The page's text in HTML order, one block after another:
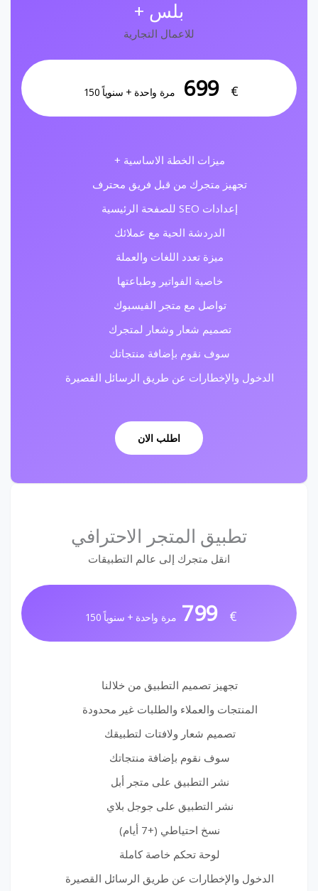
بلس +
للاعمال التجارية
€
699 مرة واحدة + سنوياً 150
ميزات الخطة الاساسية +
تجهيز متجرك من قبل فريق محترف
إعدادات SEO للصفحة الرئيسية
الدردشة الحية مع عملائك
ميزة تعدد اللغات والعملة
خاصية الفواتير وطباعتها
تواصل مع متجر الفيسبوك
تصميم شعار وشعار لمتجرك
سوف نقوم بإضافة منتجاتك
الدخول والإخطارات عن طريق الرسائل القصيرة
اطلب الان
تطبيق المتجر الاحترافي
انقل متجرك إلى عالم التطبيقات
€
799 مرة واحدة + سنوياً 150
تجهيز تصميم التطبيق من خلالنا
المنتجات والعملاء والطلبات غير محدودة
تصميم شعار ولافتات لتطبيقك
سوف نقوم بإضافة منتجاتك
نشر التطبيق على متجر أبل
نشر التطبيق على جوجل بلاي
نسخ احتياطي (+7 أيام)
لوحة تحكم خاصة كاملة
الدخول والإخطارات عن طريق الرسائل القصيرة